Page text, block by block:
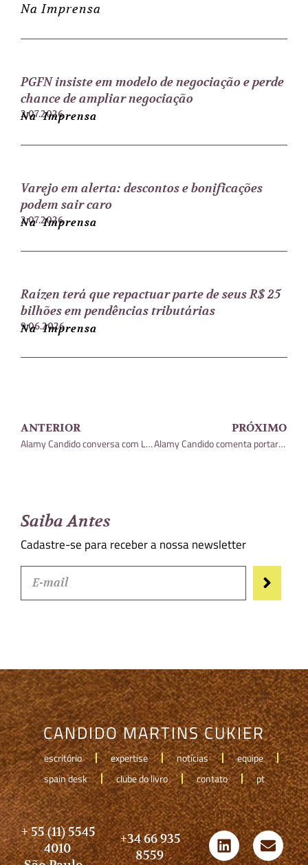
Na Imprensa
PGFN insiste em modelo de negociação e perde
chance de ampliar negociação
2.07.2026
Na Imprensa
Varejo em alerta: descontos e bonificações
podem sair caro
2.07.2026
Na Imprensa
Raízen terá que repactuar parte de seus R$ 25
bilhões em pendências tributárias
9.06.2026
Na Imprensa
ANTERIOR
Alamy Candido conversa com Legislação & Mercados sobre decisões de execuções fiscais
PRÓXIMO
Alamy Candido comenta portaria da PGFN que regulamenta negociação de dívidas tributárias
Saiba Antes
Cadastre-se para receber a nossa newsletter
CANDIDO MARTINS CUKIER
escritório expertise notícias
equipe
spain desk
clube do livro contato pt
+ 55 (11) 5545
4010
+34 66 935
8559